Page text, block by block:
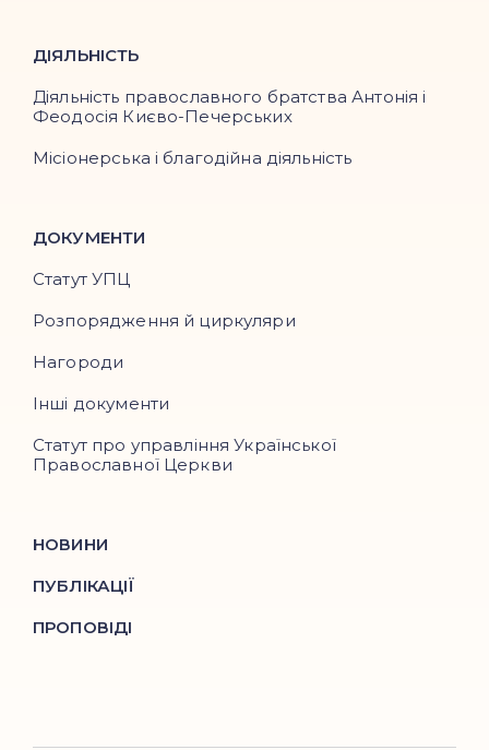
ДІЯЛЬНІСТЬ
Діяльність православного братства Антонія і
Феодосія Києво-Печерських
Місіонерська і благодійна діяльність
ДОКУМЕНТИ
Статут УПЦ
Розпорядження й циркуляри
Нагороди
Інші документи
Статут про управління Української
Православної Церкви
НОВИНИ
ПУБЛІКАЦІЇ
ПРОПОВІДІ